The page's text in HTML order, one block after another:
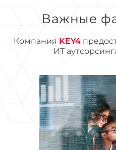
Важные
Компания KEY4
ИТ